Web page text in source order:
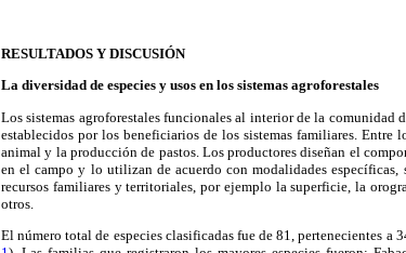
RESULTADOS Y DISCUSIÓN
La diversidad de especies y usos en los sistemas agroforestales
Los sistemas agroforestales funcionales al interior de la comunidad
establecidos por los beneficiarios de los sistemas familiares.
animal y la producción de pastos. Los productores diseñan el
en el campo y lo utilizan de acuerdo con modalidades
recursos familiares y territoriales, por ejemplo la superficie, la
otros.
El número total de especies clasificadas fue de 81, pertenecientes a